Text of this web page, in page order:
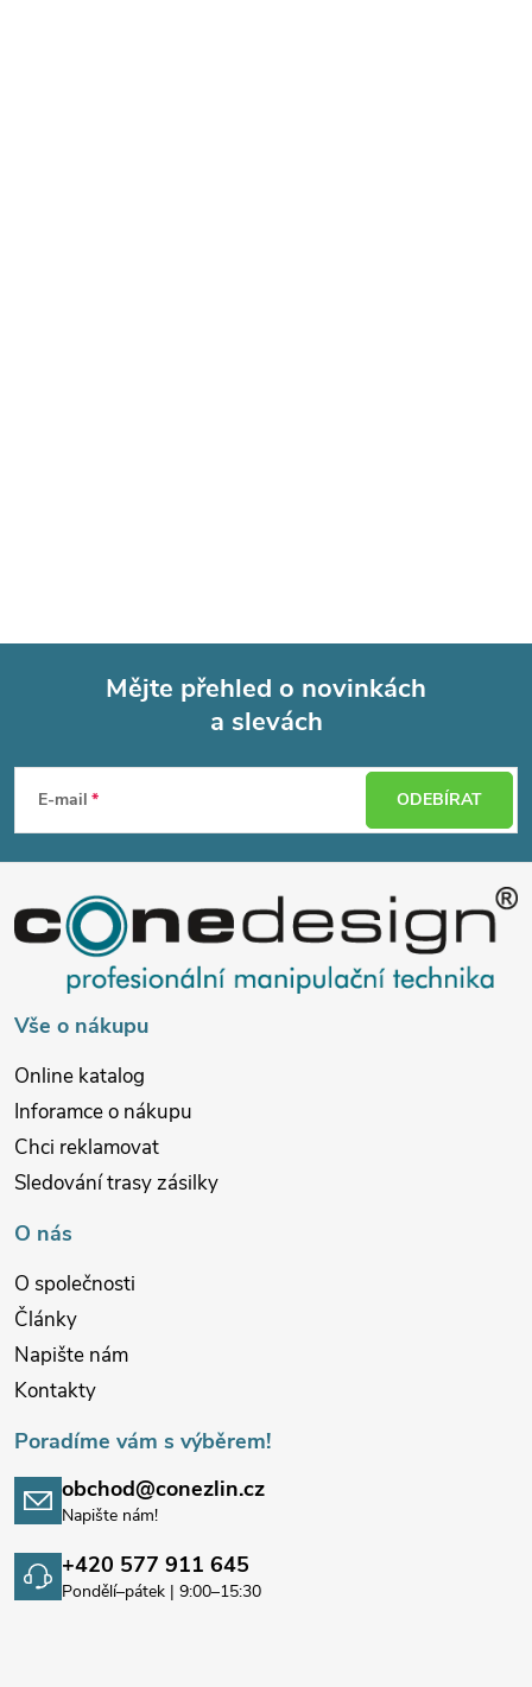
p
a
Mějte přehled o novinkách
a slevách
E-mail ODEBÍRAT
Vše o nákupu
Online katalog
Inforamce o nákupu
Chci reklamovat
Sledování trasy zásilky
O nás
O společnosti
Články
Napište nám
Kontakty
Poradíme vám s výběrem!
obchod@conezlin.cz
Napište nám!
+420 577 911 645
Pondělí–pátek | 9:00–15:30